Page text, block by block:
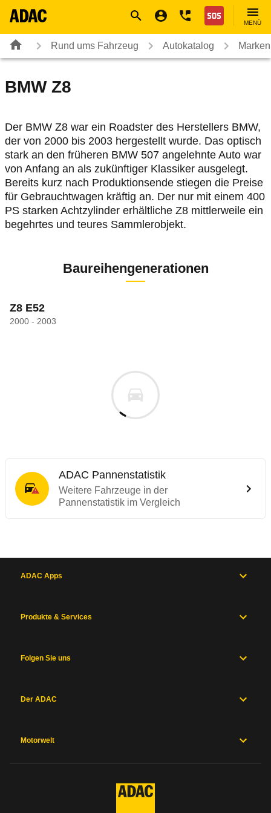
Nothilfe
MENÜ
Rund ums Fahrzeug Autokatalog
BMW Z8
Der BMW Z8 war ein Roadster des Herstellers BMW,
der von 2000 bis 2003 hergestellt wurde. Das optisch
stark an den früheren BMW 507 angelehnte Auto war
von Anfang an als zukünftiger Klassiker ausgelegt.
Bereits kurz nach Produktionsende stiegen die Preise
für Gebrauchtwagen kräftig an. Der nur mit einem 400
PS starken Achtzylinder erhältliche Z8 mittlerweile ein
begehrtes und teures Sammlerobjekt.
Baureihengenerationen
Z8 E52
2000 - 2003
ADAC Pannenstatistik
Weitere Fahrzeuge in der
Pannenstatistik im Vergleich
ADAC Apps
Produkte & Services
Folgen Sie uns
Der ADAC
Motorwelt